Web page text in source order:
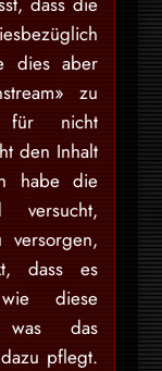
dies aber
zu
nicht
den Inhalt
habe die
versorgen,
dass es
diese
was das
pflegt.